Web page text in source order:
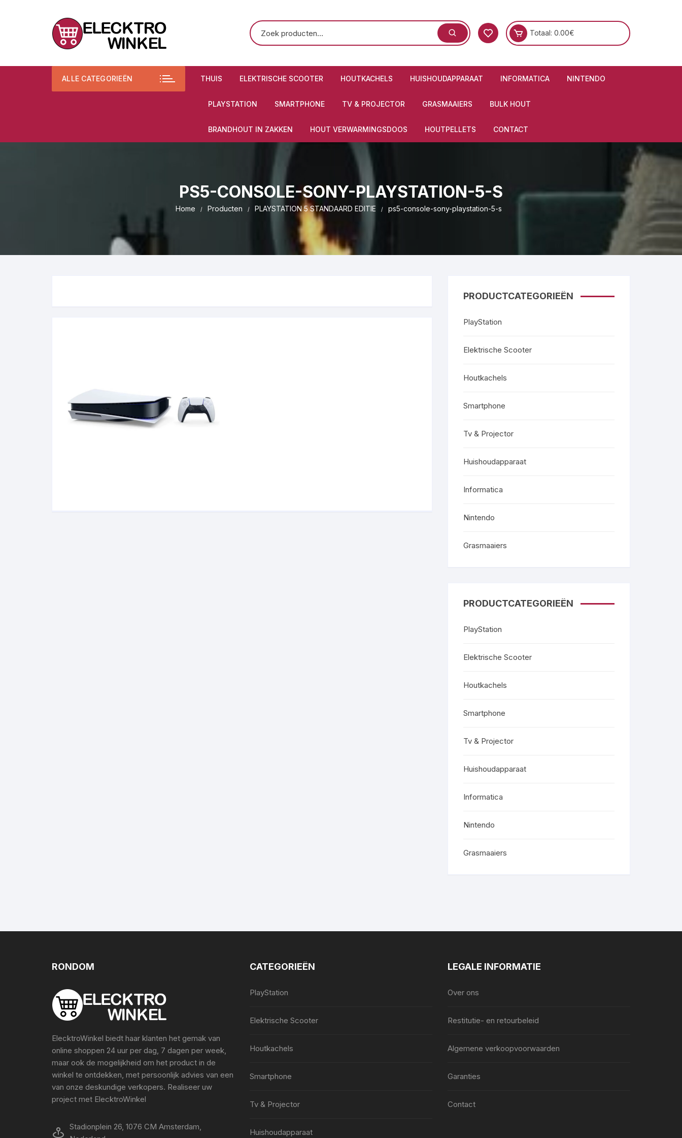
Totaal: 0.00€
ALLE CATEGORIEËN THUIS ELEKTRISCHE SCOOTER HOUTKACHELS HUISHOUDAPPARAAT INFORMATICA NINTENDO
PLAYSTATION SMARTPHONE TV & PROJECTOR GRASMAAIERS BULK HOUT
BRANDHOUT IN ZAKKEN HOUT VERWARMINGSDOOS HOUTPELLETS CONTACT
PS5-CONSOLE-SONY-PLAYSTATION-5-S
Home Producten PLAYSTATION 5 STANDAARD EDITIE ps5-console-sony-playstation-5-s
PRODUCTCATEGORIEËN
PlayStation
Elektrische Scooter
Houtkachels
Smartphone
Tv & Projector
Huishoudapparaat
Informatica
Nintendo
Grasmaaiers
PRODUCTCATEGORIEËN
PlayStation
Elektrische Scooter
Houtkachels
Smartphone
Tv & Projector
Huishoudapparaat
Informatica
Nintendo
Grasmaaiers
RONDOM
ElecktroWinkel biedt haar klanten het gemak van
online shoppen 24 uur per dag, 7 dagen per week,
maar ook de mogelijkheid om het product in de
winkel te ontdekken, met persoonlijk advies van een
van onze deskundige verkopers. Realiseer uw
project met ElecktroWinkel
Stadionplein 26, 1076 CM Amsterdam,
CATEGORIEËN
PlayStation
Elektrische Scooter
Houtkachels
Smartphone
Tv & Projector
Huishoudapparaat
LEGALE INFORMATIE
Over ons
Restitutie- en retourbeleid
Algemene verkoopvoorwaarden
Garanties
Contact